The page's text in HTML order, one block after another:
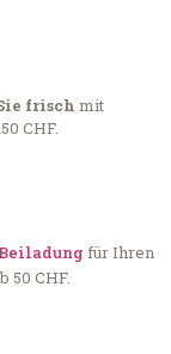
frisch mit
CHF.
Beiladung für Ihren
50 CHF.